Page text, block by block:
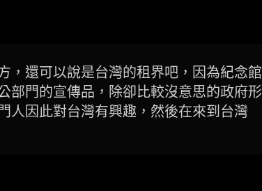
，還可以說是台灣的租界吧，因為紀念館
部門的宣傳品，除卻比較沒意思的政府形
人因此對台灣有興趣，然後在來到台灣